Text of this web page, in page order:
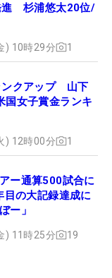
進 杉浦悠太20位/
) 10時29分 1
ンクアップ 山下
国女子賞金ランキ
) 12時00分 1
ー通算500試合に
の大記録達成に
ー」
) 11時25分 19